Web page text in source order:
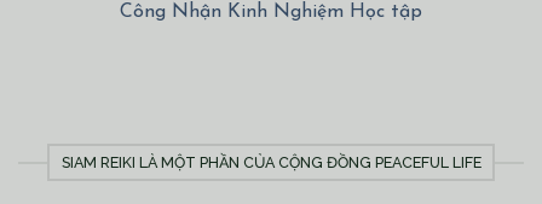
Công Nhận Kinh Nghiệm Học tập
SIAM REIKI LÀ MỘT PHẦN CỦA CỘNG ĐỒNG PEACEFUL LIFE